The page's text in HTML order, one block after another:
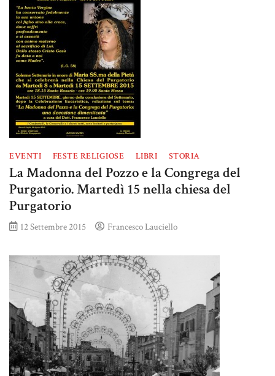
EVENTI FESTE RELIGIOSE LIBRI STORIA
La Madonna del Pozzo e la Congrega del
Purgatorio. Martedì 15 nella chiesa del
Purgatorio
12 Settembre 2015 Francesco Lauciello